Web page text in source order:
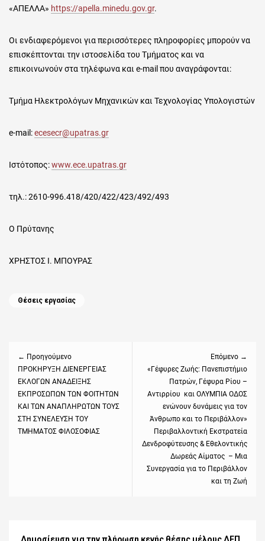
«ΑΠΕΛΛΑ» https://apella.minedu.gov.gr.
Οι ενδιαφερόμενοι για περισσότερες πληροφορίες μπορούν να
επισκέπτονται την ιστοσελίδα του Τμήματος και να
επικοινωνούν στα τηλέφωνα και e-mail που αναγράφονται:
Τμήμα Ηλεκτρολόγων Μηχανικών και Τεχνολογίας Υπολογιστών
e-mail:ecesecr@upatras.gr
Ιστότοπος:www.ece.upatras.gr
τηλ.: 2610-996.418/420/422/423/492/493
Ο Πρύτανης
ΧΡΗΣΤΟΣ Ι. ΜΠΟΥΡΑΣ
Categories
Θέσεις εργασίας
← Προηγούμενο
Previous
post:
ΠΡΟΚΗΡΥΞΗ ΔΙΕΝΕΡΓΕΙΑΣ
ΕΚΛΟΓΩΝ ΑΝΑΔΕΙΞΗΣ
ΕΚΠΡΟΣΩΠΩΝ ΤΩΝ ΦΟΙΤΗΤΩΝ
ΚΑΙ ΤΩΝ ΑΝΑΠΛΗΡΩΤΩΝ ΤΟΥΣ
ΣΤΗ ΣΥΝΕΛΕΥΣΗ ΤΟΥ
ΤΜΗΜΑΤΟΣ ΦΙΛΟΣΟΦΙΑΣ
Επόμενο →
Next
«Γέφυρες Ζωής: Πανεπιστήμιο
Πατρών, Γέφυρα Ρίου –
Αντιρρίου και ΟΛΥΜΠΙΑ ΟΔΟΣ
ενώνουν δυνάμεις για τον
Άνθρωπο και το Περιβάλλον»
Περιβαλλοντική Εκστρατεία
Δενδροφύτευσης & Εθελοντικής
Δωρεάς Αίματος – Μια
Συνεργασία για το Περιβάλλον
και τη Ζωή